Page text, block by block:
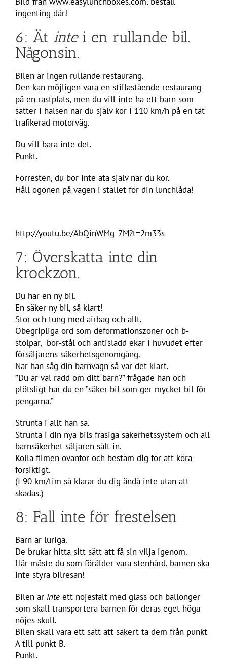
ingenting där!
6: Ät intei en rullande bil.
Någonsin.
Bilen är ingen rullande restaurang.
Den kan möjligen vara en stillastående restaurang
på en rastplats, men du vill inte ha ett barn som
sätter i halsen när du själv kör i 110 km/h på en tät
trafikerad motorväg.
Du vill bara inte det.
Punkt.
Förresten, du bör inte äta själv när du kör.
Håll ögonen på vägen i stället för din lunchlåda!
http://youtu.be/AbQinWMg_7M?t=2m33s
7: Överskatta inte din
krockzon.
Du har en ny bil.
En säker ny bil, så klart!
Stor och tung med airbag och allt.
Obegripliga ord som deformationszoner och b-
stolpar, bor-stål och antisladd ekar i huvudet efter
försäljarens säkerhetsgenomgång.
När han såg din barnvagn så var det klart.
”Du är väl rädd om ditt barn?” frågade han och
plötsligt har du en ”säker bil som ger mycket bil för
pengarna.”
Strunta i allt han sa.
Strunta i din nya bils fräsiga säkerhetssystem och all
barnsäkerhet säljaren sålt in.
Kolla filmen ovanför och bestäm dig för att köra
försiktigt.
(I 90 km/tim så klarar du dig ändå inte utan att
skadas.)
8: Fall inte för frestelsen
Barn är luriga.
De brukar hitta sitt sätt att få sin vilja igenom.
Här måste du som förälder vara stenhård, barnen ska
inte styra bilresan!
Bilen är inte ett nöjesfält med glass och ballonger
som skall transportera barnen för deras eget höga
nöjes skull.
Bilen skall vara ett sätt att säkert ta dem från punkt
A till punkt B.
Punkt.